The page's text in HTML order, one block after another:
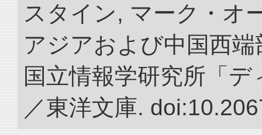
スタイン, マーク・オ
アジアおよび中国西
国立情報学研究所「
／東洋文庫.